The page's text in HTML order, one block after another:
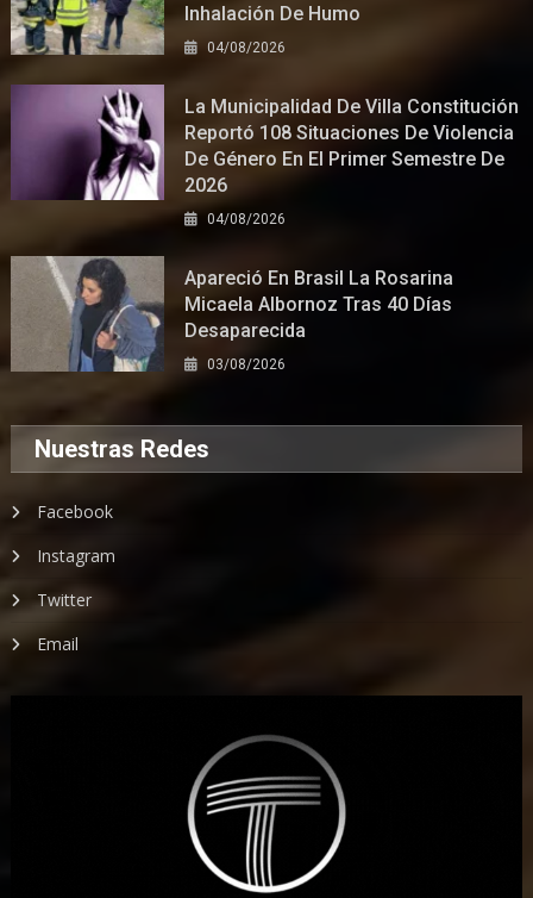
Inhalación De Humo
04/08/2026
La Municipalidad De Villa Constitución
Reportó 108 Situaciones De Violencia
De Género En El Primer Semestre De
2026
04/08/2026
Apareció En Brasil La Rosarina
Micaela Albornoz Tras 40 Días
Desaparecida
03/08/2026
Nuestras Redes
Facebook
Instagram
Twitter
Email